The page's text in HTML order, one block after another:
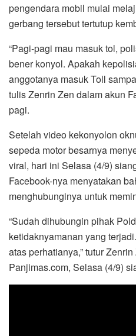
pengendara mobil mulai
gerbang tersebut tertutup
“Pagi-pagi mau masuk tol,
bener konyol. Apakah
anggotanya masuk Toll
tulis Zenrin Zen dalam akun
pagi.
Setelah video kekonyolon
sepeda motor besarnya
viral, hari ini Selasa (4/9)
Facebook-nya menyatakan
menghubunginya untuk
“Sudah dihubungin pihak
ketidaknyamanan yang
atas perhatianya,” tutur
Panjimas.com, Selasa (4/9)